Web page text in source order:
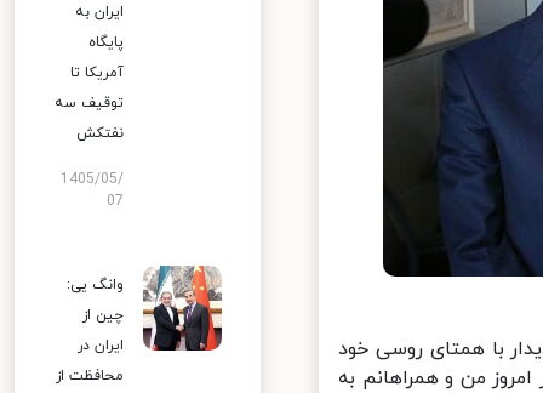
با همتای روسی خود
من و همراهانم به
ایران به
پایگاه
آمریکا تا
توقیف سه
نفتکش
1405/05/
07
وانگ یی:
چین از
ایران در
محافظت از